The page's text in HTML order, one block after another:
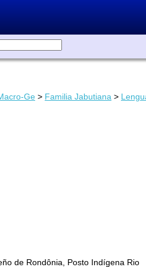
Ge > Familia Jabutiana >
de Rondônia, Posto Indígena Rio